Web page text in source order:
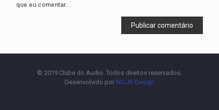
que eu comentar.
© 2019 Clube do Audio. Todos direitos reservados.
Desenvolvido por WCJR Design